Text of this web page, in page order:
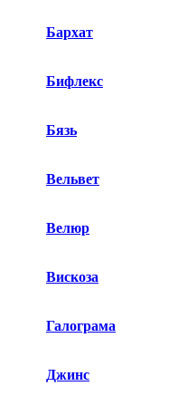
Бархат​
Бифлекс
Бязь
Вельвет
Велюр
Вискоза
Галограма
Джинс